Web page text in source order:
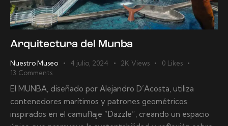
Arquitectura del Munba
Nuestro Museo 4 julio, 2024 2K Views 0 Likes
13 Comments
El MUNBA, diseñado por Alejandro D’Acosta, utiliza
contenedores marítimos y patrones geométricos
inspirados en el camuflaje “Dazzle”, creando un espacio